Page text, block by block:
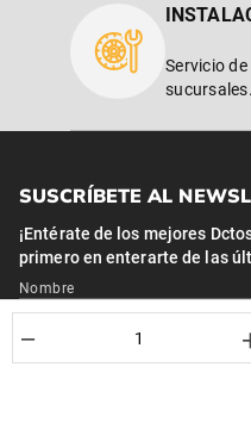
－
Servicio
sucursales.
SUSCRÍBETE AL
¡Entérate de los mejores
primero en enterarte de las
Nombre